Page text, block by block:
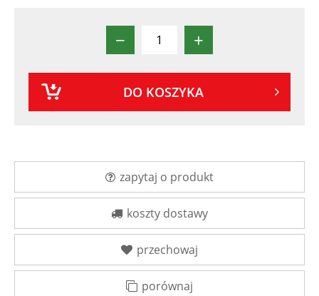
+
−
DO KOSZYKA
zapytaj o produkt
koszty dostawy
przechowaj
porównaj